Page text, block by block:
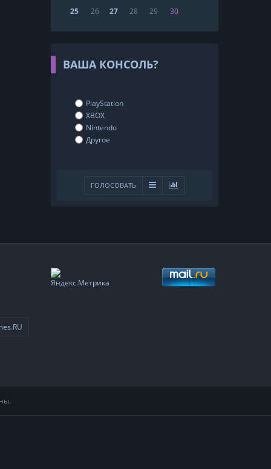
25
26 27 28 29 30
ВАША КОНСОЛЬ?
PlayStation
XBOX
Nintendo
Другое
ГОЛОСОВАТЬ